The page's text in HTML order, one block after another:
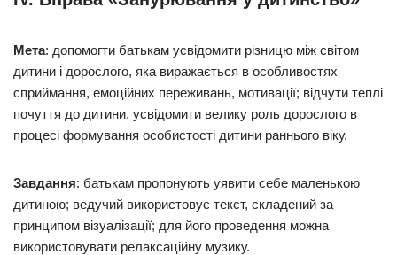
Мета: допомогти батькам усвідомити різницю між світом
дитини і дорослого, яка виражається в особливостях
сприймання, емоційних переживань, мотивації; відчути теплі
почуття до дитини, усвідомити велику роль дорослого в
процесі формування особистості дитини раннього віку.
Завдання: батькам пропонують уявити себе маленькою
дитиною; ведучий використовує текст, складений за
принципом візуалізації; для його проведення можна
використовувати релаксаційну музику.